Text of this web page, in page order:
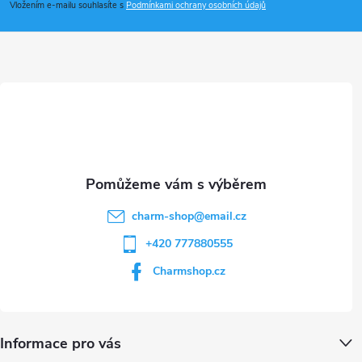
i
s
a
Vložením e-mailu souhlasíte s Podmínkami ochrany osobních údajů
charm-shop@email.cz
+420 777880555
Charmshop.cz
Informace pro vás